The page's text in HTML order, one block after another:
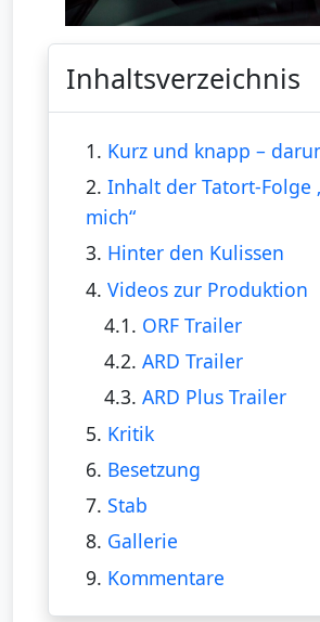
Inhaltsverzeichnis
1. Kurz und knapp –
2. Inhalt der Tatort-Folge
mich“
3. Hinter den Kulissen
4. Videos zur Produktion
4.1. ORF Trailer
4.2.ARD Trailer
4.3.ARD Plus Trailer
5. Kritik
6. Besetzung
7. Stab
8. Gallerie
9. Kommentare